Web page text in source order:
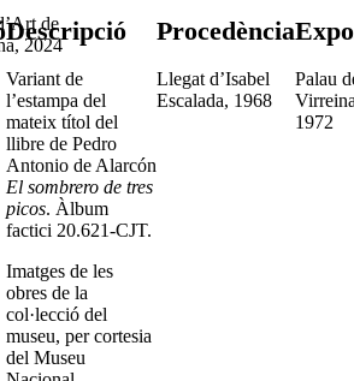
de
2024
Descripció
Variant de
l’estampa del
mateix títol del
llibre de Pedro
Antonio de Alarcón
El sombrero de tres
picos. Àlbum
factici 20.621-CJT.
Imatges de les
obres de la
col·lecció del
museu, per cortesia
del Museu
Procedència
Llegat d’Isabel
Escalada, 1968
Palau
1972